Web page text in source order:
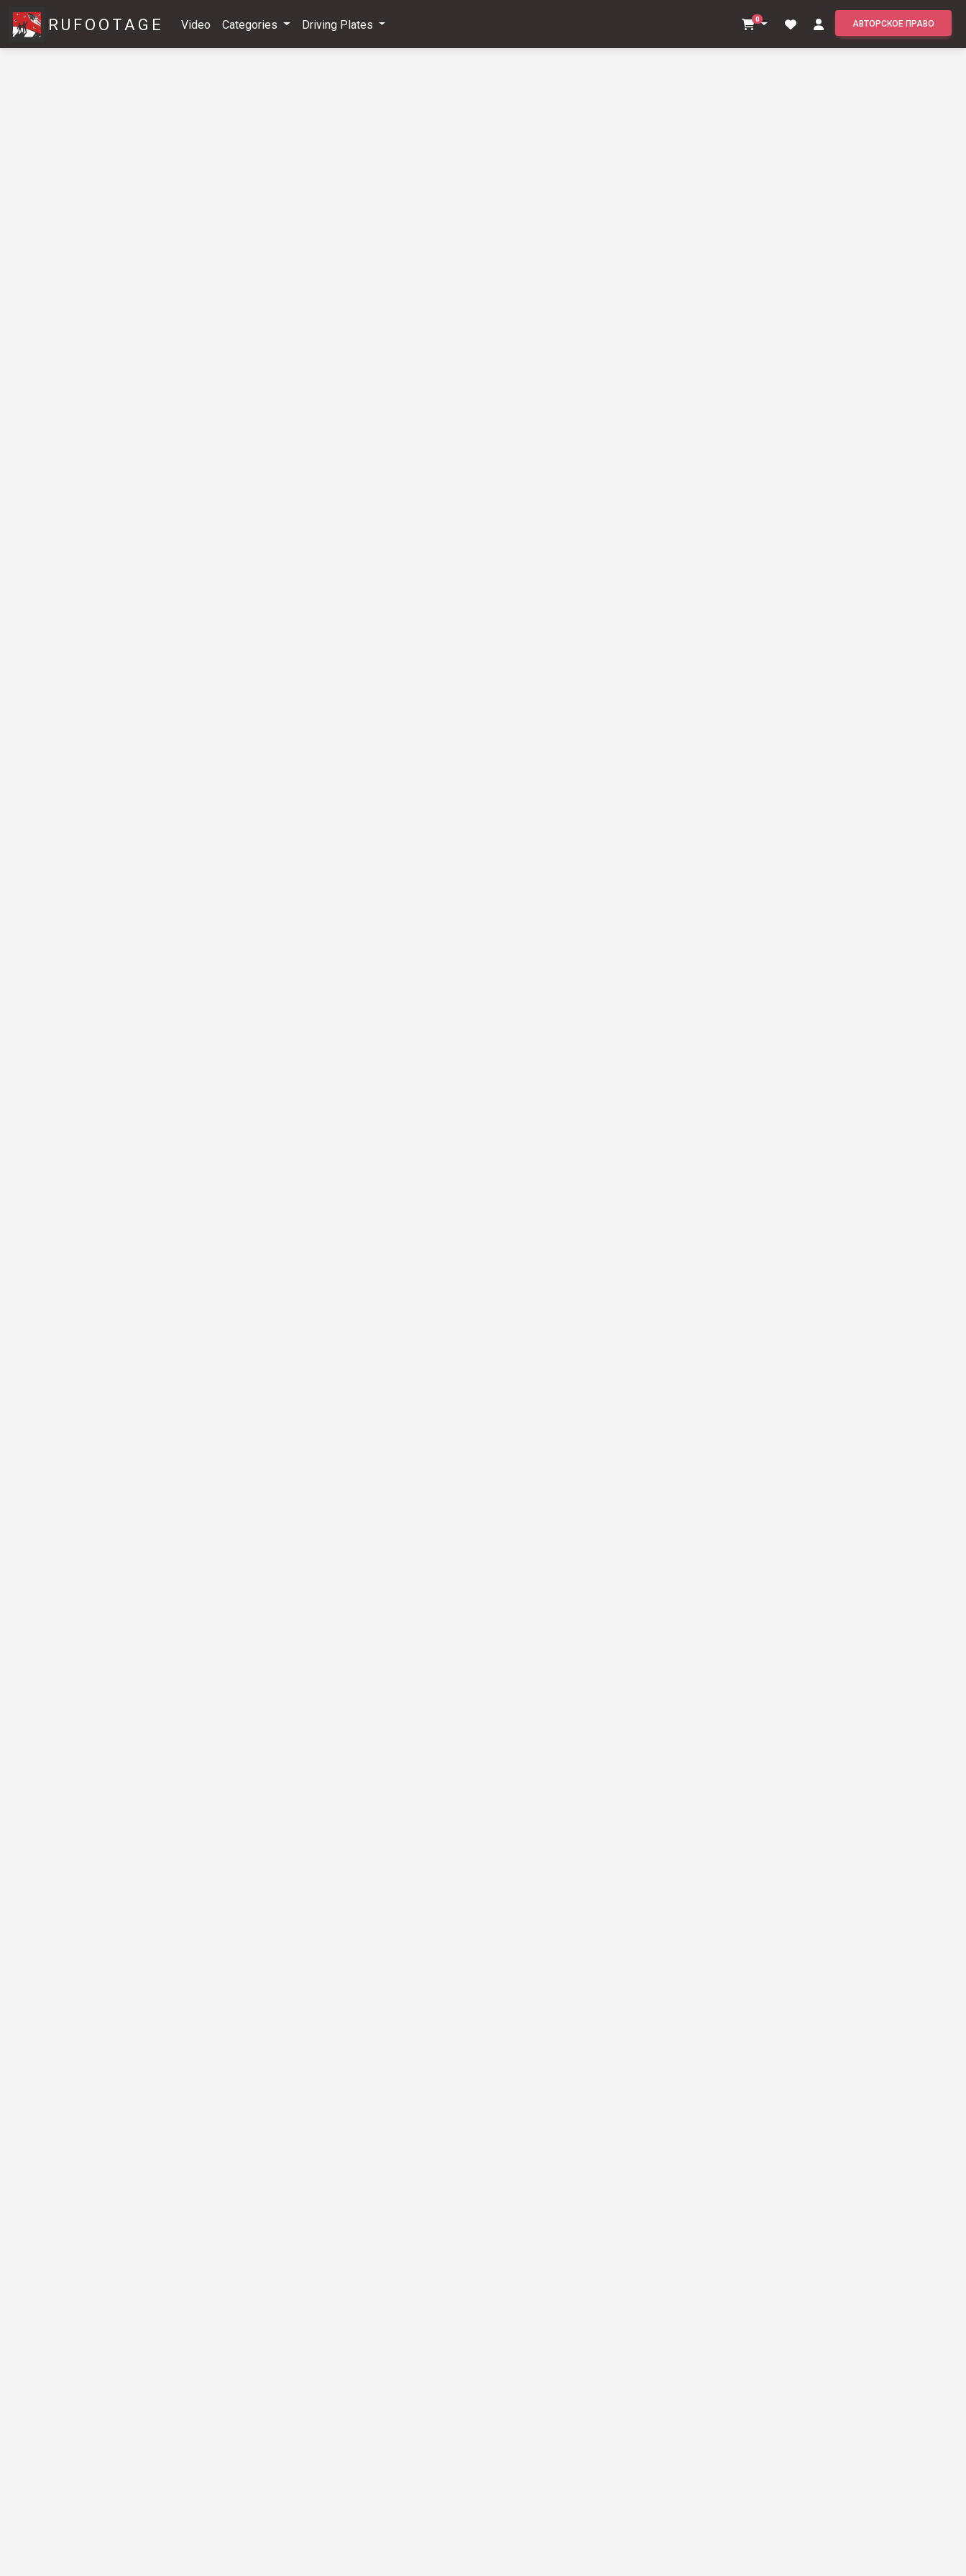
RUFOOTAGE Video Categories Driving Plates 0 АВТОРСКОЕ ПРАВО